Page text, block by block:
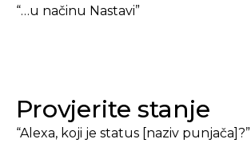
“…u načinu Nastavi”
Provjerite stanje
“Alexa, koji je status [naziv punjača]?”